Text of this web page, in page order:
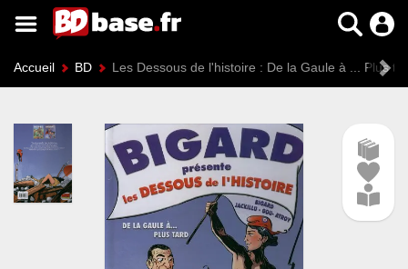
Accueil BD Les Dessous de l'histoire : De la Gaule à ... Plus